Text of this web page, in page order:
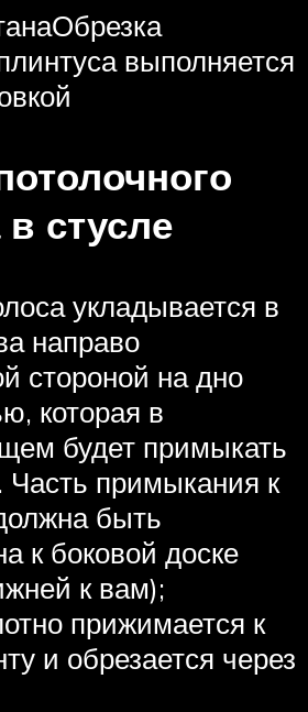
выполняется
стусле
укладывается в
направо
стороной на дно
которая в
будет примыкать
Часть примыкания к
быть
к боковой доске
к вам);
прижимается к
и обрезается через